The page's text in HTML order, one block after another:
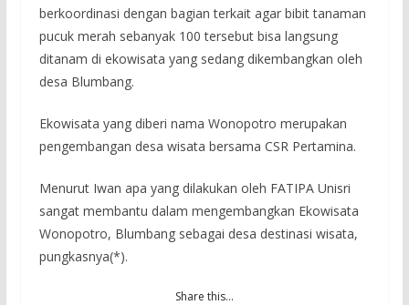
berkoordinasi dengan bagian terkait agar bibit tanaman
pucuk merah sebanyak 100 tersebut bisa langsung
ditanam di ekowisata yang sedang dikembangkan oleh
desa Blumbang.
Ekowisata yang diberi nama Wonopotro merupakan
pengembangan desa wisata bersama CSR Pertamina.
Menurut Iwan apa yang dilakukan oleh FATIPA Unisri
sangat membantu dalam mengembangkan Ekowisata
Wonopotro, Blumbang sebagai desa destinasi wisata,
pungkasnya(*).
Share this…